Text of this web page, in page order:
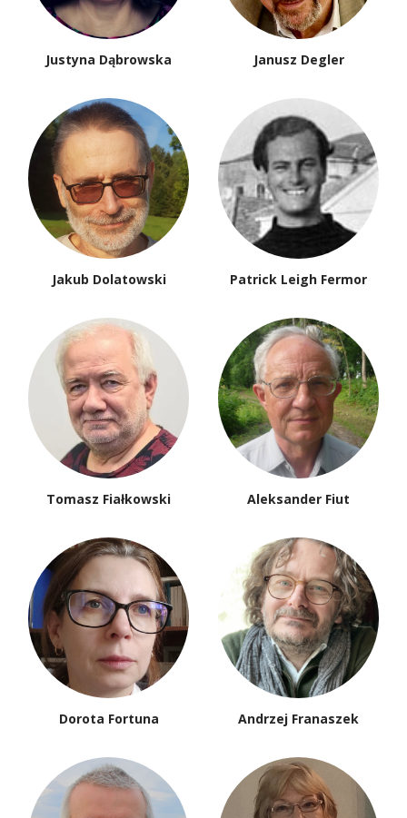
Justyna Dąbrowska Janusz Degler
Jakub Dolatowski Patrick Leigh Fermor
Tomasz Fiałkowski Aleksander Fiut
Dorota Fortuna Andrzej Franaszek